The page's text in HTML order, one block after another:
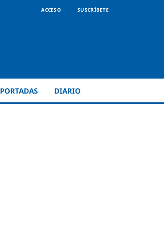
ACCESO SUSCRÍBETE
PORTADAS DIARIO